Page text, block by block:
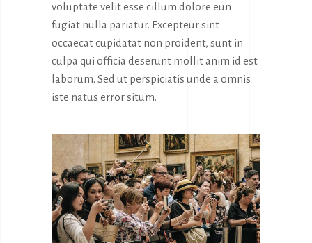
voluptate velit esse cillum dolore eun
fugiat nulla pariatur. Excepteur sint
occaecat cupidatat non proident, sunt in
culpa qui officia deserunt mollit anim id est
laborum. Sed ut perspiciatis unde a omnis
iste natus error situm.